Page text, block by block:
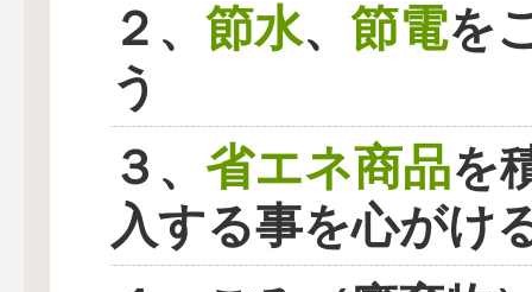
２、 節水、 節電を
う
３、 省エネ商品を
入する事を心がけ